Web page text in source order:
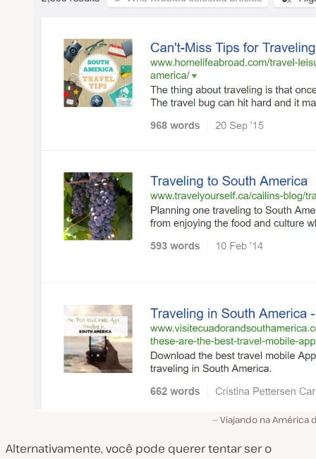
Viajando na América
Alternativamente, você pode querer tentar ser o